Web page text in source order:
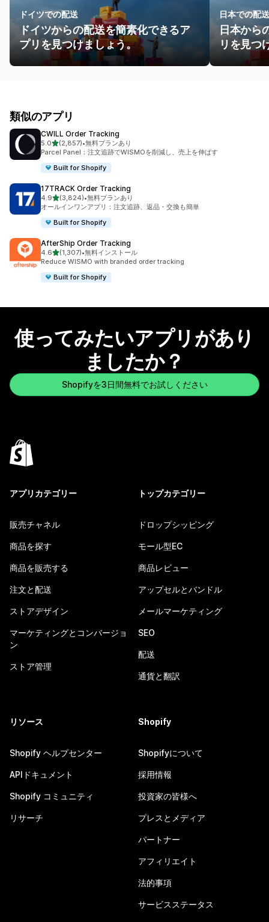
ドイツでの配送
ドイツからの配送を簡素化できるア
プリを見つけましょう。
日本での配送
日本から
リを見つ
類似のアプリ
CWILL Order Tracking
5.05つ星中
(2,857)
合計レビュー数：2857件
•無料プランあり
Parcel Panel：注文追跡でWISMOを削減し、売上を伸ばす
Built for Shopify
17TRACK Order Tracking
4.95つ星中
(3,824)
合計レビュー数：3824件
•無料プランあり
オールインワンアプリ：注文追跡、返品・交換も簡単
Built for Shopify
AfterShip Order Tracking
4.65つ星中
(1,307)
合計レビュー数：1307件
•無料インストール
Reduce WISMO with branded order tracking
Built for Shopify
使ってみたいアプリがあり
ましたか？
Shopifyを3日間無料でお試しください
アプリカテゴリー
販売チャネル
商品を探す
商品を販売する
注文と配送
ストアデザイン
マーケティングとコンバージョ
ン
ストア管理
トップカテゴリー
ドロップシッピング
モール型EC
商品レビュー
アップセルとバンドル
メールマーケティング
SEO
配送
通貨と翻訳
リソース
Shopify ヘルプセンター
APIドキュメント
Shopify コミュニティ
リサーチ
Shopify
Shopifyについて
採用情報
投資家の皆様へ
プレスとメディア
パートナー
アフィリエイト
法的事項
サービスステータス